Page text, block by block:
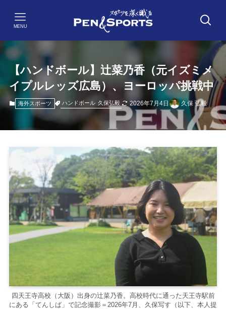
MENU
【ハンドボール】辻菜乃香（元イズミメ
イプルレッズ広島）、ヨーロッパ挑戦中
海外スポーツ ハンドボール 久保弘毅 2026年7月4日 久保 弘毅
四天王寺高校（大阪）出身の辻菜乃香。高校時代に通った天王寺駅前
にある「てんしば」で記念撮影＝2026年7月、久保写す（以下、本人提